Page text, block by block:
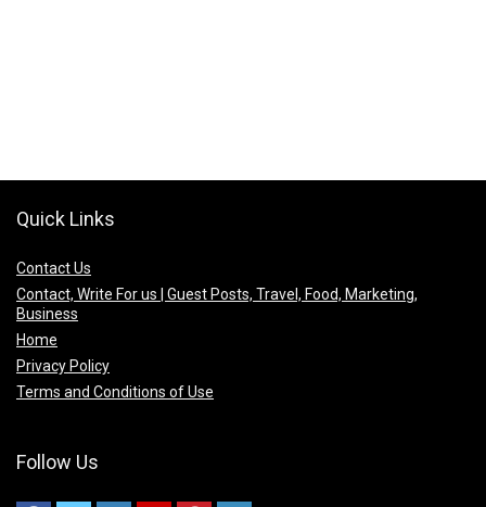
Quick Links
Contact Us
Contact, Write For us | Guest Posts, Travel, Food, Marketing,
Business
Home
Privacy Policy
Terms and Conditions of Use
Follow Us